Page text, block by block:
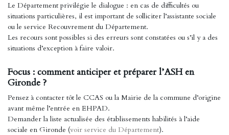
Le Département privilégie le dialogue : en cas de difficultés ou
situations particulières, il est important de solliciter l’assistante sociale
ou le service Recouvrement du Département.
Les recours sont possibles si des erreurs sont constatées ou s’il y a des
situations d’exception à faire valoir.
Focus : comment anticiper et préparer l’ASH en
Gironde ?
Pensez à contacter tôt le CCAS ou la Mairie de la commune d’origine
avant même l’entrée en EHPAD.
Demander la liste actualisée des établissements habilités à l’aide
sociale en Gironde (voir service du Département).